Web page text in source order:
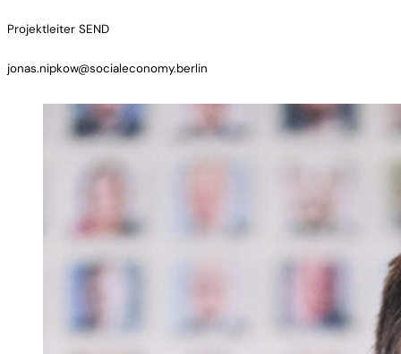
Projektleiter SEND
jonas.nipkow@socialeconomy.berlin